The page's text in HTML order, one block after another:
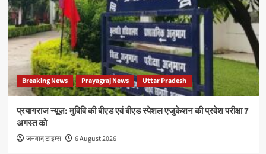
Breaking News Prayagraj News Uttar Pradesh
प्रयागराज न्यूज़: मुविवि की बीएड एवं बीएड स्पेशल एजुकेशन की प्रवेश परीक्षा 7
अगस्त को
जनवाद टाइम्स 6 August 2026